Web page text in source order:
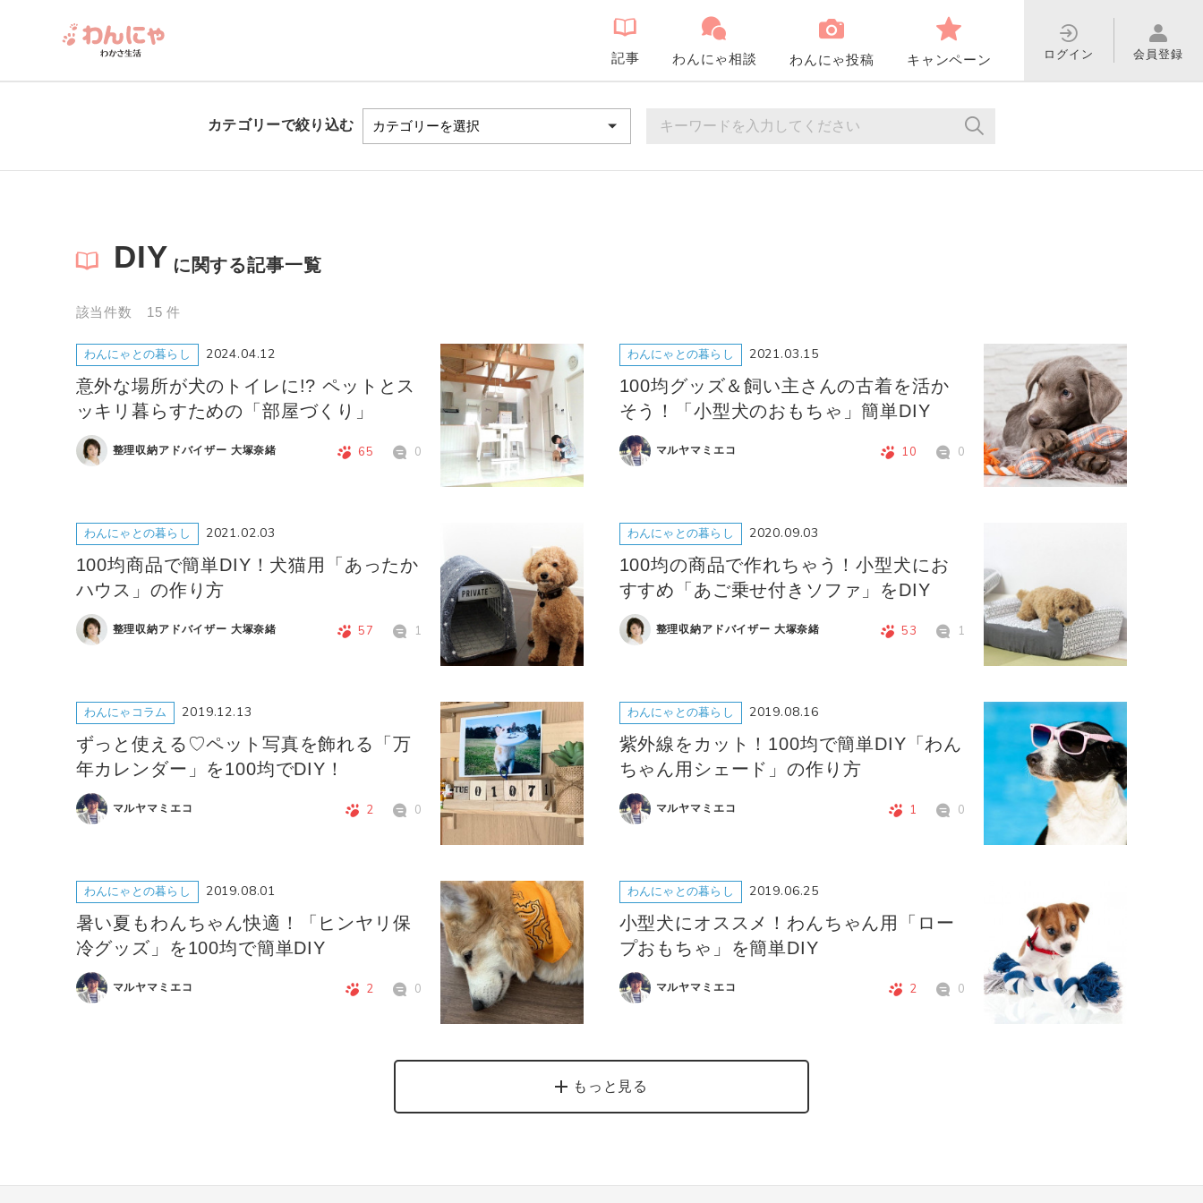
ログイン 会員登録
記事 わんにゃ相談 わんにゃ投稿 キャンペーン
カテゴリーで絞り込む
DIY に関する記事一覧
該当件数 15 件
わんにゃとの暮らし 2024.04.12
意外な場所が犬のトイレに!? ペットとス
ッキリ暮らすための「部屋づくり」
整理収納アドバイザー 大塚奈緒 65 0
わんにゃとの暮らし 2021.03.15
100均グッズ＆飼い主さんの古着を活か
そう！「小型犬のおもちゃ」簡単DIY
マルヤマミエコ 10 0
わんにゃとの暮らし 2021.02.03
100均商品で簡単DIY！犬猫用「あったか
ハウス」の作り方
整理収納アドバイザー 大塚奈緒 57 1
わんにゃとの暮らし 2020.09.03
100均の商品で作れちゃう！小型犬にお
すすめ「あご乗せ付きソファ」をDIY
整理収納アドバイザー 大塚奈緒 53 1
わんにゃコラム 2019.12.13
ずっと使える♡ペット写真を飾れる「万
年カレンダー」を100均でDIY！
マルヤマミエコ 2 0
わんにゃとの暮らし 2019.08.16
紫外線をカット！100均で簡単DIY「わん
ちゃん用シェード」の作り方
マルヤマミエコ 1 0
わんにゃとの暮らし 2019.08.01
暑い夏もわんちゃん快適！「ヒンヤリ保
冷グッズ」を100均で簡単DIY
マルヤマミエコ 2 0
わんにゃとの暮らし 2019.06.25
小型犬にオススメ！わんちゃん用「ロー
プおもちゃ」を簡単DIY
マルヤマミエコ 2 0
もっと見る